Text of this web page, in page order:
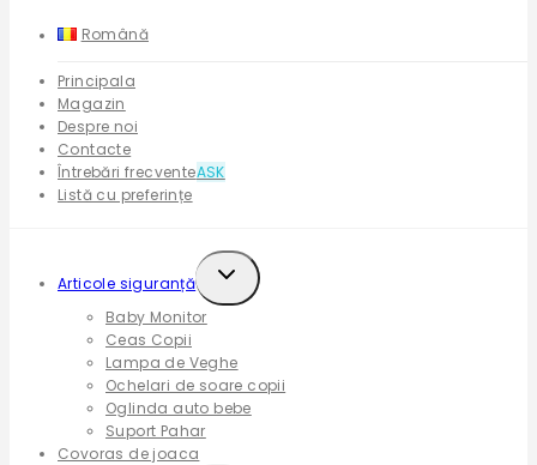
Română
Principala
Magazin
Despre noi
Contacte
Întrebări frecventeASK
Listă cu preferințe
Articole siguranță
Expand
Baby Monitor
Ceas Copii
Lampa de Veghe
Ochelari de soare copii
Oglinda auto bebe
Suport Pahar
Covoras de joaca